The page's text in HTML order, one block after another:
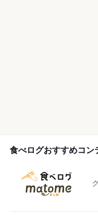
食べログおすすめコン